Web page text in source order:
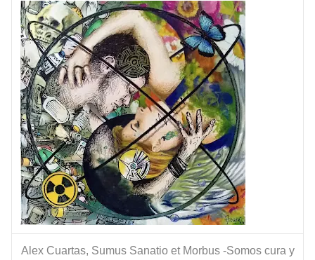
Alex Cuartas, Sumus Sanatio et Morbus -Somos cura y